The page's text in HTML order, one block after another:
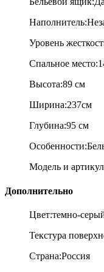
Наполнитель:Н
Уровень
Спальное место:
Высота:89 см
Ширина:237см
Глубина:95 см
Особенности:Б
Модель и
Дополнительно
Цвет:темно-
Текстура
Страна:Россия